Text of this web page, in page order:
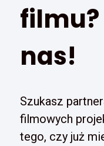
filmu?
nas!
Szukasz
filmowych
tego, czy już